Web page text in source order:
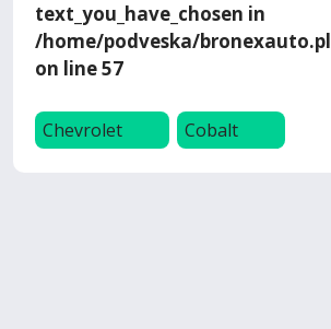
text_you_have_chosen in
/home/podveska/
on line57
Chevrolet Cobalt